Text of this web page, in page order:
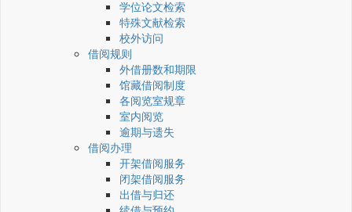
学位论文检索
特殊文献检索
校外访问
借阅规则
外借册数和期限
馆藏借阅制度
各阅览室规章
室内阅览
逾期与遗失
借阅办理
开架借阅服务
闭架借阅服务
出借与归还